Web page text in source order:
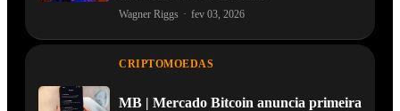
Wagner Riggs · fev 03, 2026
CRIPTOMOEDAS
MB | Mercado Bitcoin anuncia primeira